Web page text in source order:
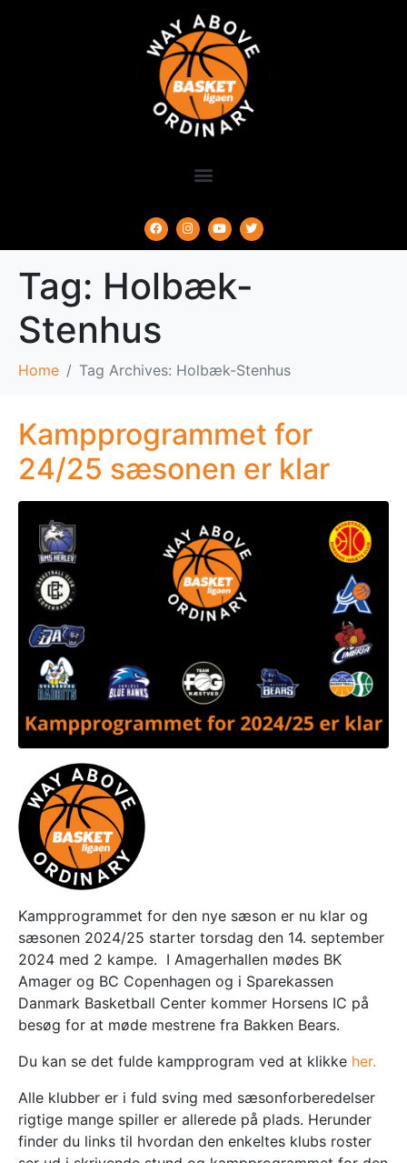
Tag: Holbæk-
Stenhus
Home Tag Archives: Holbæk-Stenhus
Kampprogrammet for
24/25 sæsonen er klar
Kampprogrammet for den nye sæson er nu klar og
sæsonen 2024/25 starter torsdag den 14. september
2024 med 2 kampe. I Amagerhallen mødes BK
Amager og BC Copenhagen og i Sparekassen
Danmark Basketball Center kommer Horsens IC på
besøg for at møde mestrene fra Bakken Bears.
Du kan se det fulde kampprogram ved at klikke her.
Alle klubber er i fuld sving med sæsonforberedelser
rigtige mange spiller er allerede på plads. Herunder
finder du links til hvordan den enkeltes klubs roster